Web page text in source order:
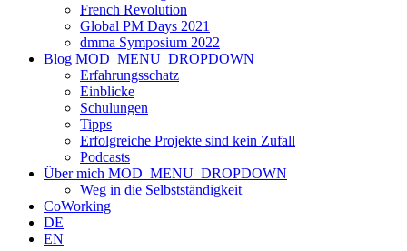
French Revolution
Global PM Days 2021
dmma Symposium 2022
Blog MOD_MENU_DROPDOWN
Erfahrungsschatz
Einblicke
Schulungen
Tipps
Erfolgreiche Projekte sind kein Zufall
Podcasts
Über mich MOD_MENU_DROPDOWN
Weg in die Selbstständigkeit
CoWorking
DE
EN